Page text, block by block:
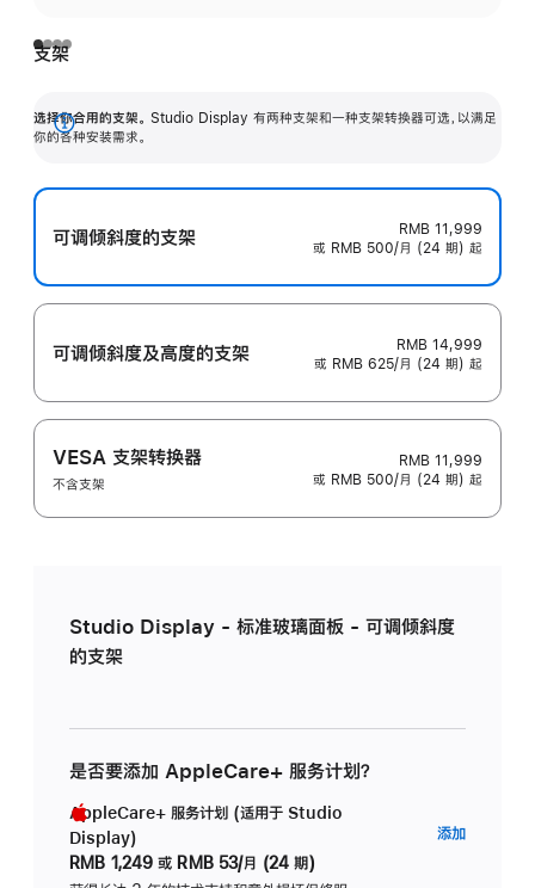
支架
选择你合用的支架。 Studio Display 有两种支架和一种支架转换器可选，以满足
你的各种安装需求。
展
可调倾斜度的支架
RMB 11,999
或 RMB 500/月 (24 期) 起
可调倾斜度及高‍度的支‍架
RMB 14,999
或 RMB 625/月 (24 期) 起
VESA 支架转换器
不含支架
RMB 11,999
或 RMB 500/月 (24 期) 起
Studio Display - 标准玻璃面板 - 可调倾斜度
的支架
是否要添加 AppleCare+ 服务计划？
AppleCare+ 服务计划 (适用于 Studio
Display)
RMB 1,249 或 RMB 53/月 (24 期)
添加